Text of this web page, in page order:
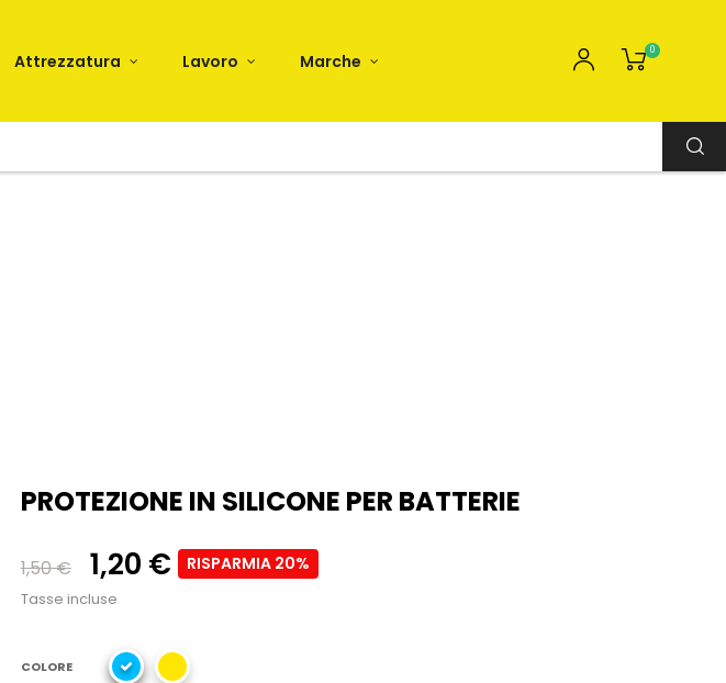
Attrezzatura Lavoro Marche
0
PROTEZIONE IN SILICONE PER BATTERIE
1,50 € 1,20 € RISPARMIA 20%
Tasse incluse
COLORE